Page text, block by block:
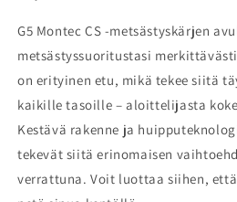
G5 Montec CS -metsästyskärjen
metsästyssuoritustasi
on erityinen etu, mikä tekee siitä
kaikille tasoille – aloittelijasta
Kestävä rakenne ja
tekevät siitä erinomaisen
verrattuna. Voit luottaa siihen,